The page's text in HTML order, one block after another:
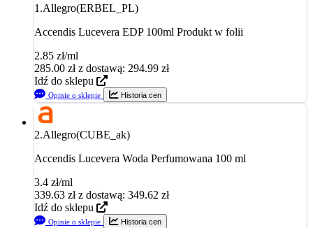
1.Allegro(ERBEL_PL)
Accendis Lucevera EDP 100ml Produkt w folii
2.85 zł/ml
285.00 zł z dostawą: 294.99 zł
Idź do sklepu
Opinie o sklepie Historia cen
2.Allegro(CUBE_ak)
Accendis Lucevera Woda Perfumowana 100 ml
3.4 zł/ml
339.63 zł z dostawą: 349.62 zł
Idź do sklepu
Opinie o sklepie Historia cen